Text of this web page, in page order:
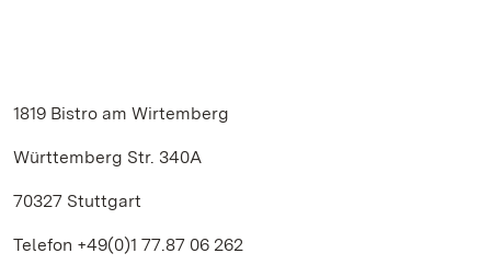
1819 Bistro am Wirtemberg
Württemberg Str. 340A
70327 Stuttgart
Telefon +49(0)1 77.87 06 262